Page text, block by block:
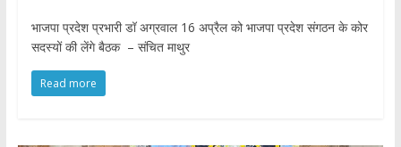
भाजपा प्रदेश प्रभारी डॉ अग्रवाल 16 अप्रैल को भाजपा प्रदेश संगठन के कोर
सदस्यों की लेंगे बैठक – संचित माथुर
Read more